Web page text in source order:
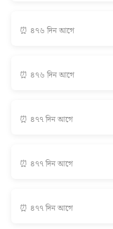
⏰ ৪৭৬ দিন আগে
⏰ ৪৭৬ দিন আগে
⏰ ৪৭৭ দিন আগে
⏰ ৪৭৭ দিন আগে
⏰ ৪৭৭ দিন আগে